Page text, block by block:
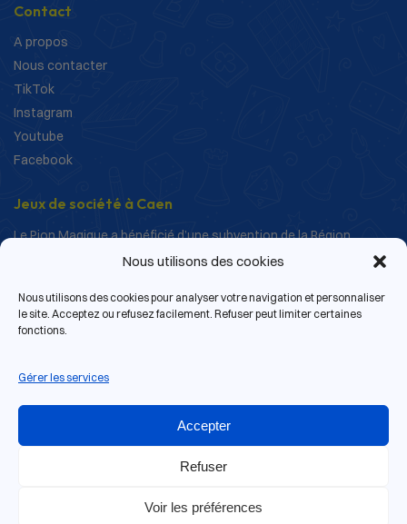
Nous utilisons des cookies
Nous utilisons des cookies pour analyser votre navigation et personnaliser
le site. Acceptez ou refusez facilement. Refuser peut limiter certaines
fonctions.
Gérer les services
Accepter
Refuser
Voir les préférences
Contact
A propos
Nous contacter
TikTok
Instagram
Youtube
Facebook
Jeux de société à Caen
Le Pion Magique a bénéficié d’une subvention de la Région
Normandie dans le cadre de ses actions de structuration et de